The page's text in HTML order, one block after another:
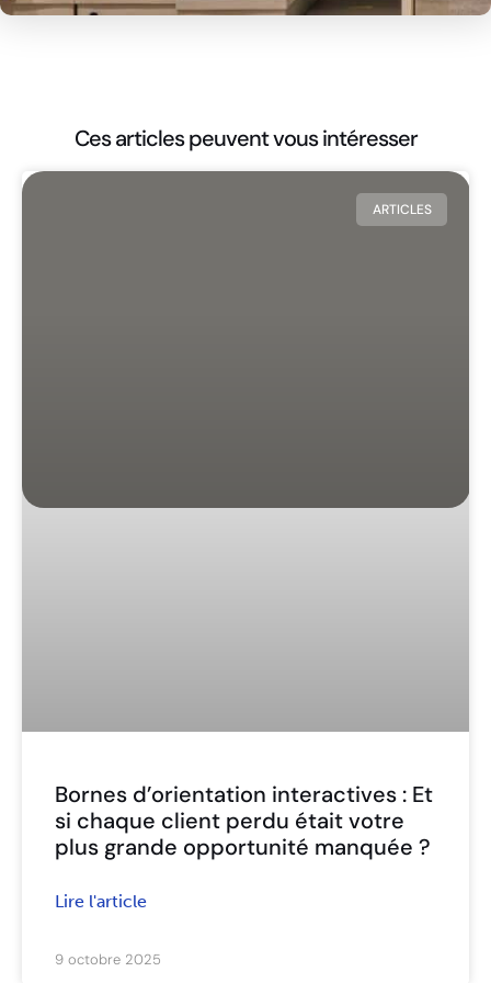
Ces articles peuvent vous intéresser
ARTICLES
Bornes d’orientation interactives : Et
si chaque client perdu était votre
plus grande opportunité manquée ?
Lire l'article
9 octobre 2025